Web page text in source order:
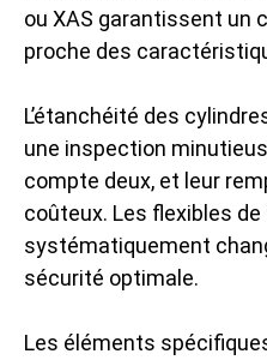
ou XAS garantissent un
proche des
L’étanchéité des
une inspection
compte deux, et leur
coûteux. Les flexibles
systématiquement
sécurité optimale.
Les éléments